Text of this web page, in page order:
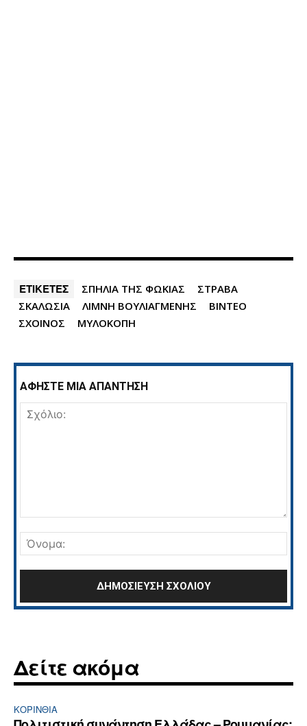
ΕΤΙΚΕΤΕΣ ΣΠΗΛΙΑ ΤΗΣ ΦΩΚΙΑΣ
ΣΤΡΑΒΑ
ΣΚΑΛΩΣΙΑ
ΛΙΜΝΗ ΒΟΥΛΙΑΓΜΕΝΗΣ
ΒΙΝΤΕΟ
ΣΧΟΙΝΟΣ
ΜΥΛΟΚΟΠΗ
ΑΦΗΣΤΕ ΜΙΑ ΑΠΑΝΤΗΣΗ
Δείτε ακόμα
ΚΟΡΙΝΘΊΑ